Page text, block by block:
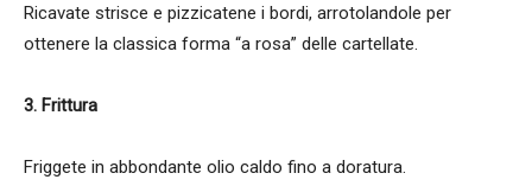
Ricavate strisce e pizzicatene i bordi, arrotolandole per
ottenere la classica forma “a rosa” delle cartellate.
3. Frittura
Friggete in abbondante olio caldo fino a doratura.